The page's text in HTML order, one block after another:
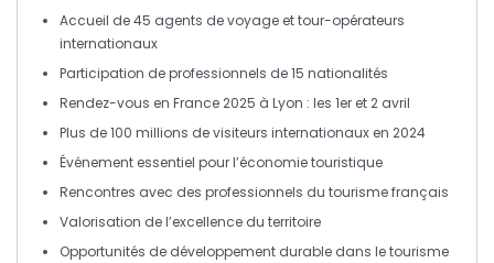
Accueil de45 agents de voyage ettour-opérateurs
internationaux
Participation deprofessionnels de 15 nationalités
Rendez-vous en France 2025 à Lyon : les 1er et 2 avril
Plus de100 millions de visiteurs internationaux en 2024
Événement essentiel pour l’économie touristique
Rencontres avec des professionnels du tourismefrançais
Valorisation de l’excellence du territoire
Opportunités de développement durable dans le tourisme